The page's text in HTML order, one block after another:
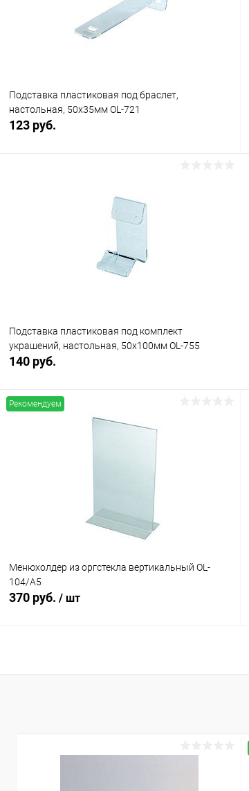
Подставка пластиковая под браслет,
настольная, 50х35мм OL-721
123 руб.
Подставка пластиковая под комплект
украшений, настольная, 50х100мм OL-755
140 руб.
В корзину
В наличии
Рекомендуем
Менюхолдер из оргстекла вертикальный OL-
104/A5
370 руб. / шт